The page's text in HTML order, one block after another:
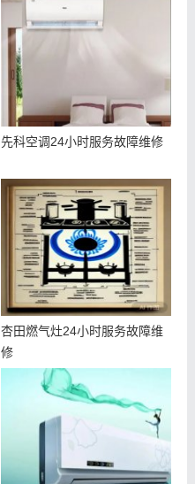
先科空调24小时服务故障维修
杏田燃气灶24小时服务故障维
修